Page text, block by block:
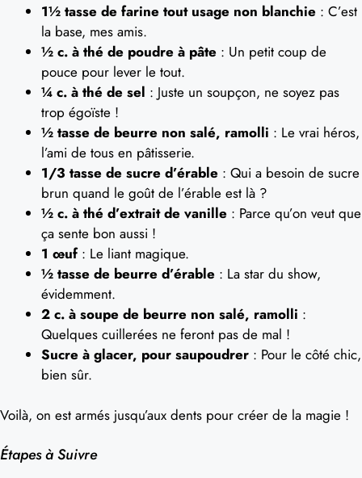
1½ tasse de farine tout usage non blanchie : C’est
la base, mes amis.
½ c. à thé de poudre à pâte : Un petit coup de
pouce pour lever le tout.
¼ c. à thé de sel : Juste un soupçon, ne soyez pas
trop égoïste !
½ tasse de beurre non salé, ramolli : Le vrai héros,
l’ami de tous en pâtisserie.
1/3 tasse de sucre d’érable : Qui a besoin de sucre
brun quand le goût de l’érable est là ?
½ c. à thé d’extrait de vanille : Parce qu’on veut que
ça sente bon aussi !
1 œuf: Le liant magique.
½ tasse de beurre d’érable : La star du show,
évidemment.
2 c. à soupe de beurre non salé, ramolli :
Quelques cuillerées ne feront pas de mal !
Sucre à glacer, pour saupoudrer : Pour le côté chic,
bien sûr.
Voilà, on est armés jusqu’aux dents pour créer de la magie !
Étapes à Suivre